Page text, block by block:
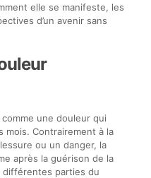
elle se manifeste, les
d’un avenir sans
une douleur qui
mois. Contrairement à la
ou un danger, la
après la guérison de la
différentes parties du